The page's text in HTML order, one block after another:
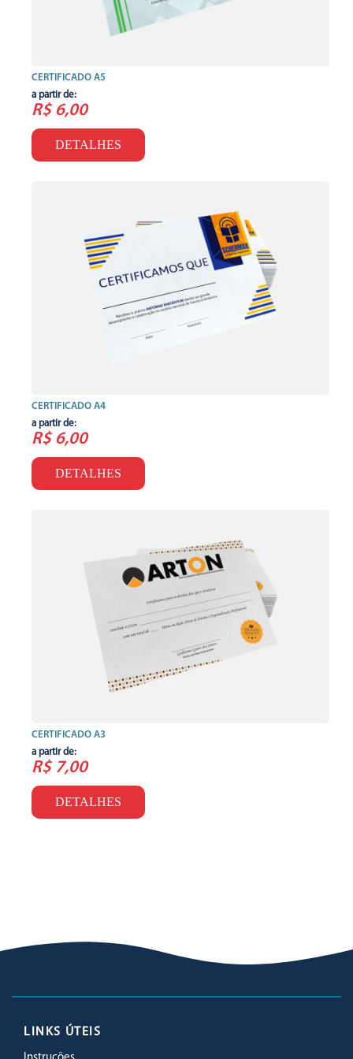
CERTIFICADO A5
a partir de:
R$ 6,00
DETALHES
CERTIFICADO A4
a partir de:
R$ 6,00
DETALHES
CERTIFICADO A3
a partir de:
R$ 7,00
DETALHES
LINKS ÚTEIS